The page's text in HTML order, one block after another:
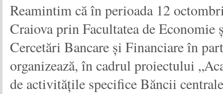
Reamintim că în perioada 12
Craiova prin Facultatea de
Cercetări Bancare și Financiare în
organizează, în cadrul proiectului
de activităţile specifice Băncii